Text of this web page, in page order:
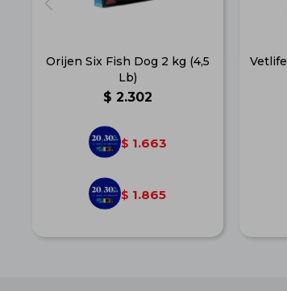
Orijen Six Fish Dog 2 kg (4,5
Lb)
$ 2.302
$ 1.663
$ 1.865